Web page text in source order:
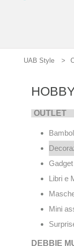
UAB Style
OUTLET
Gadget
Libri e
Mini
DEBBIE